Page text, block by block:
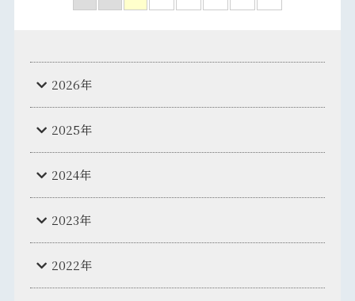
2026年
2025年
2024年
2023年
2022年